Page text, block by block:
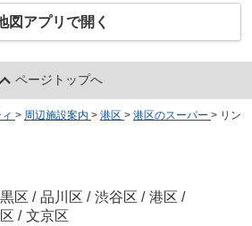
図アプリで開く
ページトップへ
> 周辺施設案内 > 港区 > 港区のスーパー > リン
区 / 品川区 / 渋谷区 / 港区 /
/ 文京区